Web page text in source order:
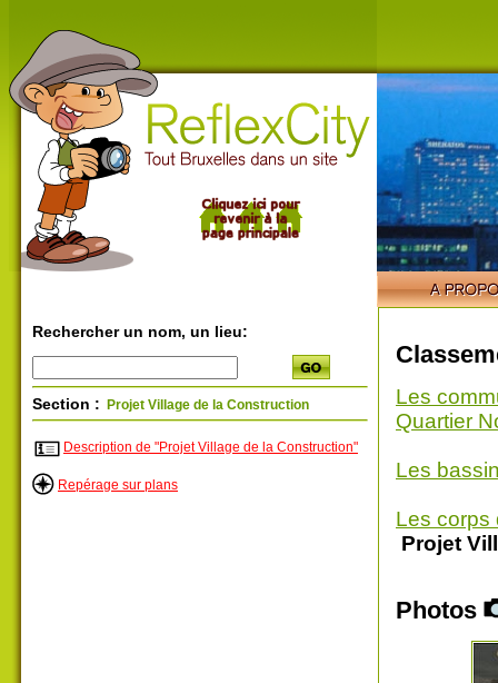
Rechercher un nom, un lieu:
Section : Projet Village de la Construction
Description de "Projet Village de la Construction"
Repérage sur plans
Les
Quartier
Les
Les corps
Projet
Photos